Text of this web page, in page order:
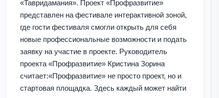
«Тавридамания». Проект «Профразвитие»
представлен на фестивале интерактивной зоной,
где гости фестиваля смогли открыть для себя
новые профессиональные возможности и подать
заявку на участие в проекте. Руководитель
проекта «Профразвитие» Кристина Зорина
считает:«Профразвитие» не просто проект, но и
стартовая площадка. Здесь каждый может найти